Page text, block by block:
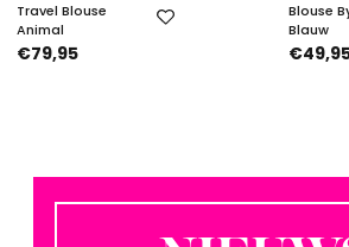
Travel Blouse
Animal
€79,95
Blouse
Blauw